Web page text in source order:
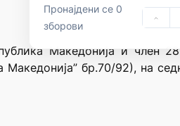
Пронајдени се 0
зборови
Македонија и член
бр.70/92), на